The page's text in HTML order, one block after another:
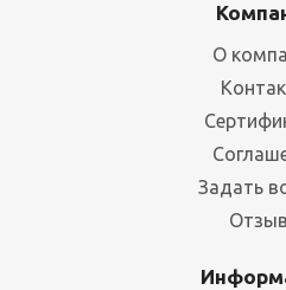
Ярус ОПТИМА 2500x785
Много
11 708руб./
О
Задать